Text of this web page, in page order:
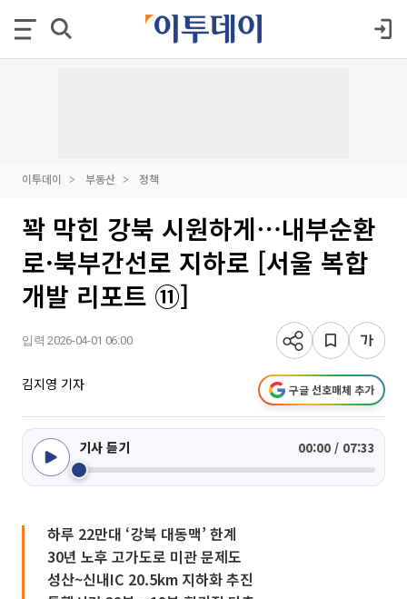
이투데이 부동산 정책
꽉 막힌 강북 시원하게⋯내부순환
로·북부간선로 지하로 [서울 복합
개발 리포트 ⑪]
입력 2026-04-01 06:00
김지영 기자 구글 선호매체 추가
기사 듣기 00:00 / 07:33
하루 22만대 ‘강북 대동맥’ 한계
30년 노후 고가도로 미관 문제도
성산~신내IC 20.5km 지하화 추진